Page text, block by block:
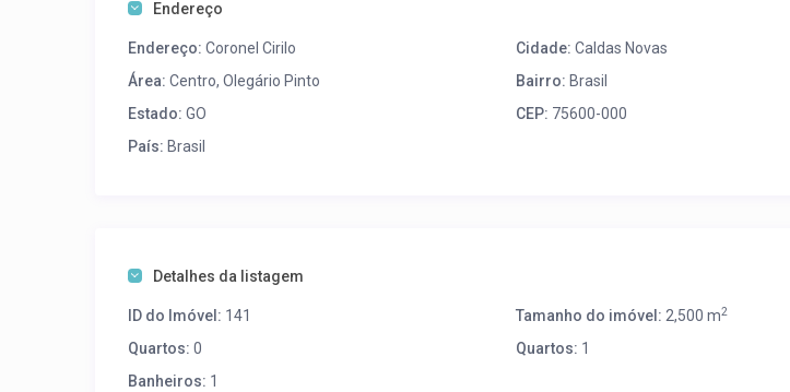
Endereço
Endereço: Coronel Cirilo Cidade: Caldas Novas
Área: Centro, Olegário Pinto Bairro: Brasil
Estado: GO CEP: 75600-000
País: Brasil
Detalhes da listagem
ID do Imóvel: 141 Tamanho do imóvel: 2,500 m2
Quartos: 0 Quartos: 1
Banheiros: 1